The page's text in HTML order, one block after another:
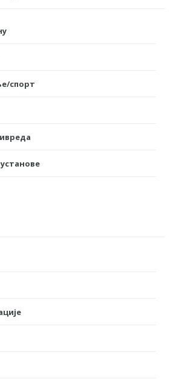
спорт